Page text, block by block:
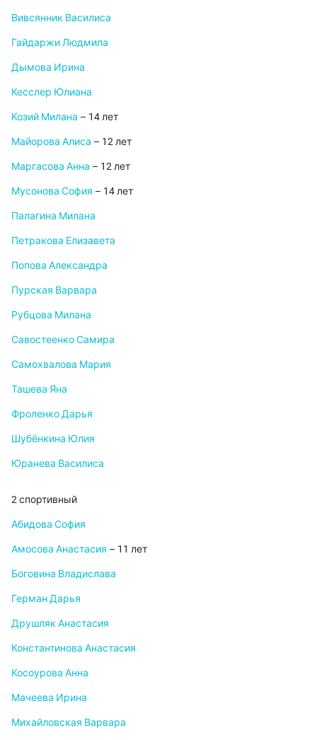
Вивсянник Василиса
Гайдаржи Людмила
Дымова Ирина
Кесслер Юлиана
Козий Милана – 14 лет
Майорова Алиса – 12 лет
Маргасова Анна – 12 лет
Мусонова София – 14 лет
Палагина Милана
Петракова Елизавета
Попова Александра
Пурская Варвара
Рубцова Милана
Савостеенко Самира
Самохвалова Мария
Ташева Яна
Фроленко Дарья
Шубёнкина Юлия
Юранева Василиса
2 спортивный
Абидова София
Амосова Анастасия – 11 лет
Боговина Владислава
Герман Дарья
Друшляк Анастасия
Константинова Анастасия
Косоурова Анна
Мачеева Ирина
Михайловская Варвара